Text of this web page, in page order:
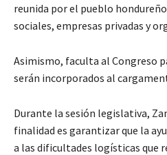
reunida por el pueblo
sociales, empresas privadas y
Asimismo, faculta al Congreso
serán incorporados al
Durante la sesión legislativa,
finalidad es garantizar que la
a las dificultades logísticas que